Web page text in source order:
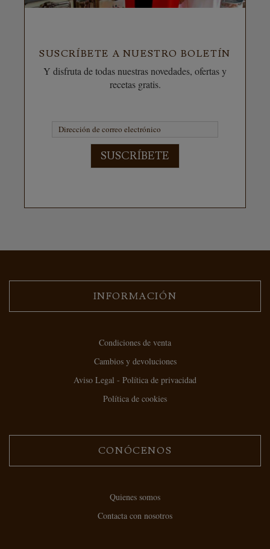
SUSCRÍBETE A NUESTRO BOLETÍN
Y disfruta de todas nuestras novedades, ofertas y
recetas gratis.
SUSCRÍBETE
INFORMACIÓN
Condiciones de venta
Cambios y devoluciones
Aviso Legal - Política de privacidad
Política de cookies
CONÓCENOS
Quienes somos
Contacta con nosotros